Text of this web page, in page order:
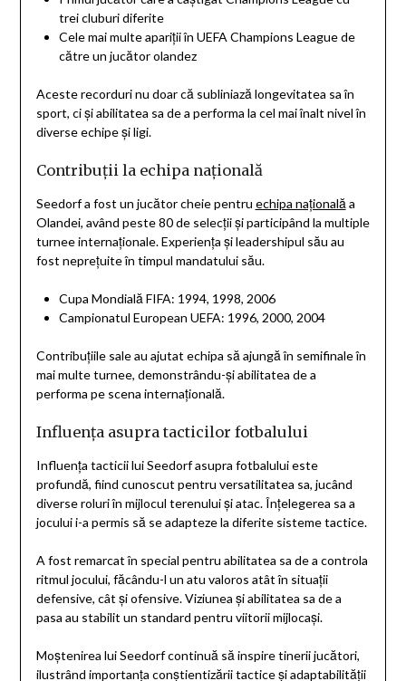
trei cluburi diferite
Cele mai multe apariții în UEFA Champions League de
către un jucător olandez
Aceste recorduri nu doar că subliniază longevitatea sa în
sport, ci și abilitatea sa de a performa la cel mai înalt nivel în
diverse echipe și ligi.
Contribuții la echipa națională
Seedorf a fost un jucător cheie pentru echipa națională a
Olandei, având peste 80 de selecții și participând la multiple
turnee internaționale. Experiența și leadershipul său au
fost neprețuite în timpul mandatului său.
Cupa Mondială FIFA: 1994, 1998, 2006
Campionatul European UEFA: 1996, 2000, 2004
Contribuțiile sale au ajutat echipa să ajungă în semifinale în
mai multe turnee, demonstrându-și abilitatea de a
performa pe scena internațională.
Influența asupra tacticilor fotbalului
Influența tacticii lui Seedorf asupra fotbalului este
profundă, fiind cunoscut pentru versatilitatea sa, jucând
diverse roluri în mijlocul terenului și atac. Înțelegerea sa a
jocului i-a permis să se adapteze la diferite sisteme tactice.
A fost remarcat în special pentru abilitatea sa de a controla
ritmul jocului, făcându-l un atu valoros atât în situații
defensive, cât și ofensive. Viziunea și abilitatea sa de a
pasa au stabilit un standard pentru viitorii mijlocași.
Moștenirea lui Seedorf continuă să inspire tinerii jucători,
ilustrând importanța conștientizării tactice și adaptabilității